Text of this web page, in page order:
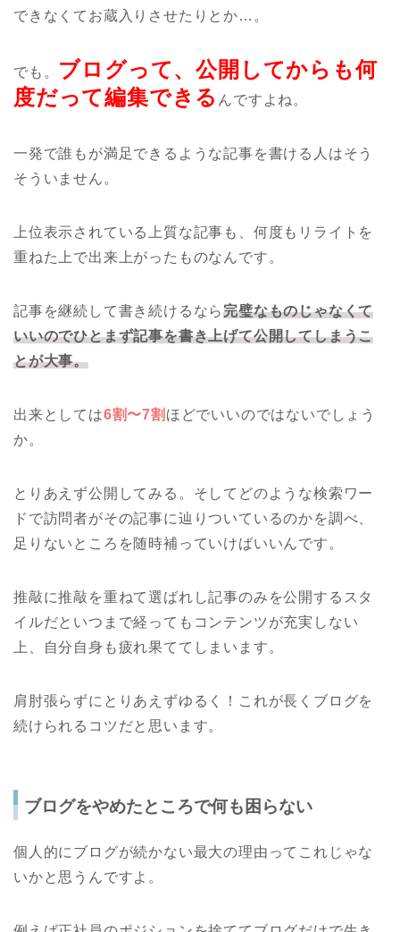
できなくてお蔵入りさせたりとか…。
でも。 ブログって、公開してからも何
度だって編集できる んですよね。
一発で誰もが満足できるような記事を書ける人はそう
そういません。
上位表示されている上質な記事も、何度もリライトを
重ねた上で出来上がったものなんです。
記事を継続して書き続けるなら完璧なものじゃなくて
いいのでひとまず記事を書き上げて公開してしまうこ
とが大事。
出来としては6割〜7割 ほどでいいのではないでしょう
か。
とりあえず公開してみる。そしてどのような検索ワー
ドで訪問者がその記事に辿りついているのかを調べ、
足りないところを随時補っていけばいいんです。
推敲に推敲を重ねて選ばれし記事のみを公開するスタ
イルだといつまで経ってもコンテンツが充実しない
上、自分自身も疲れ果ててしまいます。
肩肘張らずにとりあえずゆるく！これが長くブログを
続けられるコツだと思います。
ブログをやめたところで何も困らない
個人的にブログが続かない最大の理由ってこれじゃな
いかと思うんですよ。